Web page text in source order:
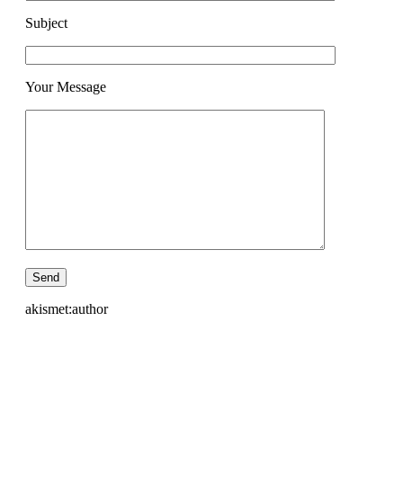
Subject
Your Message
akismet:author